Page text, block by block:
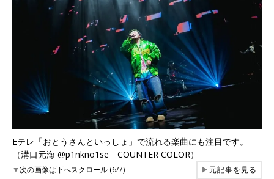
Eテレ「おとうさんといっしょ」で流れる楽曲にも注目です。
（溝口元海 @p1nkno1se COUNTER COLOR）
▼次の画像は下へスクロール (6/7) ▶元記事を見る